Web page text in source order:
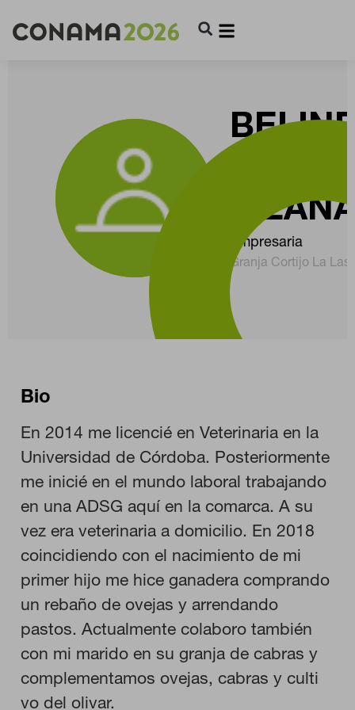
Empresaria
Granja Cortijo La
Bio
En 2014 me licencié en Veterinaria en la
Universidad de Córdoba. Posteriormente
me inicié en el mundo laboral trabajando
en una ADSG aquí en la comarca. A su
vez era veterinaria a domicilio. En 2018
coincidiendo con el nacimiento de mi
primer hijo me hice ganadera comprando
un rebaño de ovejas y arrendando
pastos. Actualmente colaboro también
con mi marido en su granja de cabras y
complementamos ovejas, cabras y culti
vo del olivar.
CONFIGURACIÓN DE COOKIES
RECHAZAR TODO
HABILITAR TODO
Cookies necesarias
Estas cookies son necesarias para que el sitio web funcione y
configurar su navegador para bloquear o alertar sobre estas